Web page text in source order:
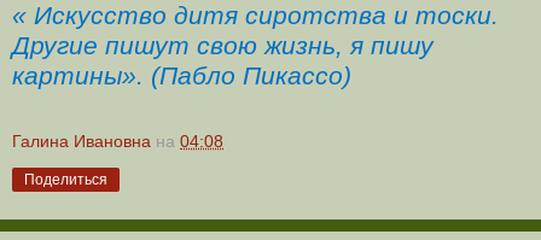
« Искусство дитя сиротства и тоски.
Другие пишут свою жизнь, я пишу
картины». (Пабло Пикассо)
Галина Ивановна на 04:08
Поделиться